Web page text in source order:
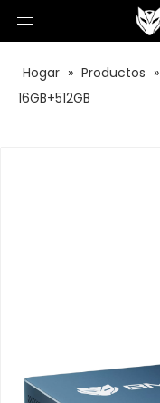
Hogar » Productos »
16GB+512GB